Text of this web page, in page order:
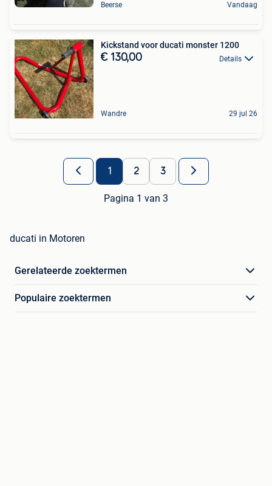
Beerse Vandaag
Kickstand voor ducati monster 1200
€ 130,00 Details
Wandre 29 jul 26
1 2 3
Pagina 1 van 3
ducati in Motoren
Gerelateerde zoektermen
Populaire zoektermen